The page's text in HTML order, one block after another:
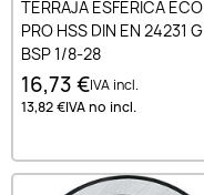
TERRAJA ESFERICA ECO
PRO HSS DIN EN 24231 G
BSP 1/8-28
16,73 €IVA incl.
13,82 €IVA no incl.